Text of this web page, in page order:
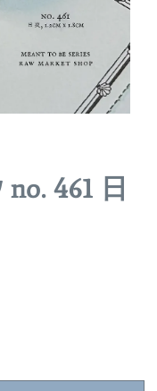
461 日